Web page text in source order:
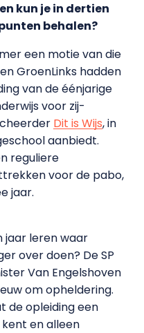
kun je in dertien
behalen?
een motie van die
GroenLinks hadden
van de éénjarige
voor zij-
Dit is Wijs, in
aanbiedt.
reguliere
voor de pabo,
jaar.
jaar leren waar
over doen? De SP
Van Engelshoven
om opheldering.
de opleiding een
en alleen